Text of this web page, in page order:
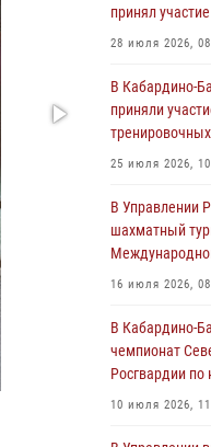
специалистов
Росгвардия
граждан на
31 июля 2026,
Состоялась
Росгвардии
Виктора
полномочного
федеральном
31 июля 2026,
Управление
принял
28 июля 2026,
В Кабардино-
приняли
25 июля 2026,
В Управлении
шахматный
16 июля 2026,
В Кабардино-
чемпионат
Росгвардии по
10 июля 2026,